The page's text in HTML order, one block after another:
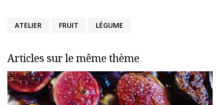
ATELIER FRUIT LÉGUME
Articles sur le même thème